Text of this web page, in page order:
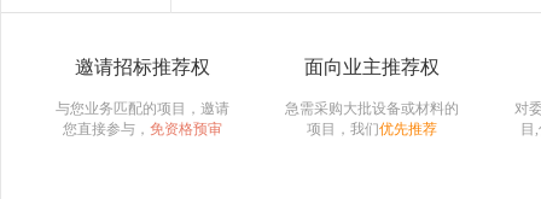
邀请招标推荐权
与您业务匹配的项目，邀请
您直接参与， 免资格预审
面向业主推荐权
急需采购大批设备或材料的
项目，我们优先推荐
对
目